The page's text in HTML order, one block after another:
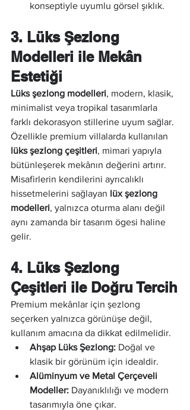
konseptiyle uyumlu görsel şıklık.
3. Lüks Şezlong
Modelleri ile Mekân
Estetiği
Lüks şezlong modelleri, modern, klasik,
minimalist veya tropikal tasarımlarla
farklı dekorasyon stillerine uyum sağlar.
Özellikle premium villalarda kullanılan
lüks şezlong çeşitleri, mimari yapıyla
bütünleşerek mekânın değerini artırır.
Misafirlerin kendilerini ayrıcalıklı
hissetmelerini sağlayan lüx şezlong
modelleri, yalnızca oturma alanı değil
aynı zamanda bir tasarım ögesi haline
gelir.
4. Lüks Şezlong
Çeşitleri ile Doğru Tercih
Premium mekânlar için şezlong
seçerken yalnızca görünüşe değil,
kullanım amacına da dikkat edilmelidir.
Ahşap Lüks Şezlong: Doğal ve
klasik bir görünüm için idealdir.
Alüminyum ve Metal Çerçeveli
Modeller: Dayanıklılığı ve modern
tasarımıyla öne çıkar.